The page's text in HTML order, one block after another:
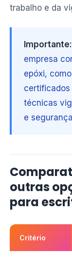
trabalho e da
Importante:
empresa
epóxi,
certificados
técnicas
e
outras
para
Critério